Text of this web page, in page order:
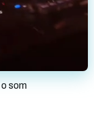
som